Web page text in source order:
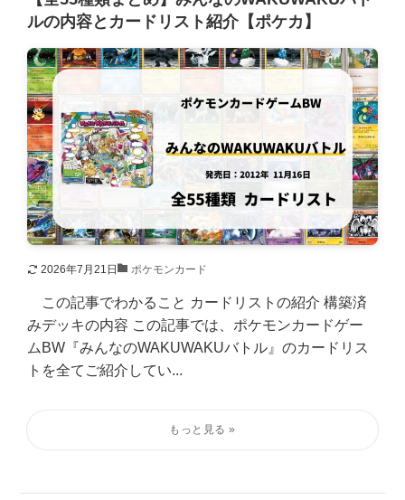
ルの内容とカードリスト紹介【ポケカ】
2026年7月21日 ポケモンカード
この記事でわかること カードリストの紹介 構築済
みデッキの内容 この記事では、ポケモンカードゲー
ムBW『みんなのWAKUWAKUバトル』のカードリス
トを全てご紹介してい...